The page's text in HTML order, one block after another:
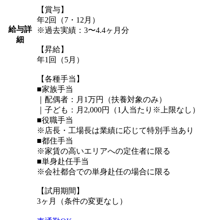
給与詳
細
【賞与】
年2回（7・12月）
※過去実績：3〜4.4ヶ月分
【昇給】
年1回（5月）
【各種手当】
■家族手当
｜配偶者：月1万円（扶養対象のみ）
｜子ども：月2,000円（1人当たり※上限なし）
■役職手当
※店長・工場長は業績に応じて特別手当あり
■都住手当
※家賃の高いエリアへの定住者に限る
■単身赴任手当
※会社都合での単身赴任の場合に限る
【試用期間】
3ヶ月（条件の変更なし）